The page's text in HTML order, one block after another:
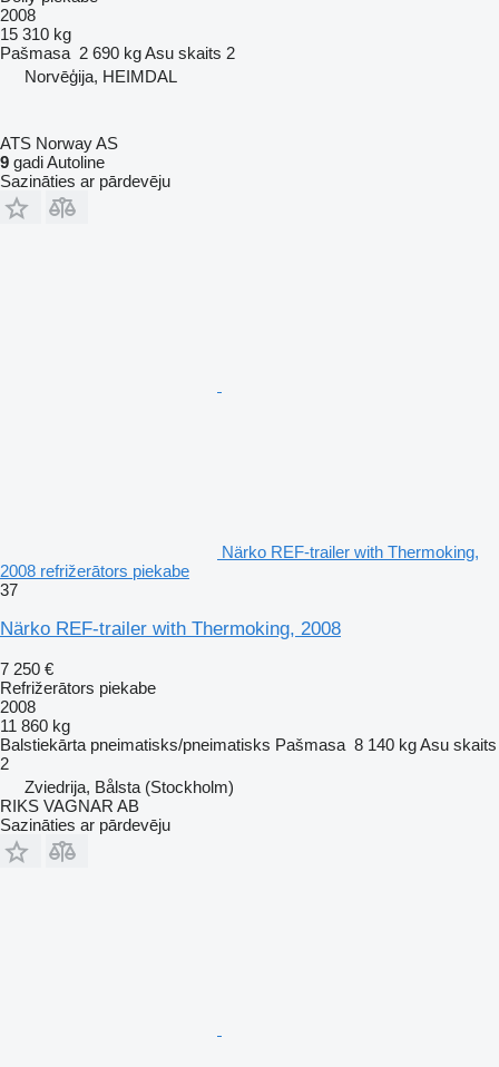
2008
15 310 kg
Pašmasa 2 690 kgAsu skaits 2
Norvēģija, HEIMDAL
ATS Norway AS
9 gadi Autoline
Sazināties ar pārdevēju
Närko REF-trailer with Thermoking,
2008 refrižerātors piekabe
37
Närko REF-trailer with Thermoking, 2008
7 250 €
Refrižerātors piekabe
2008
11 860 kg
Balstiekārta pneimatisks/pneimatisks Pašmasa 8 140 kgAsu skaits
2
Zviedrija, Bålsta (Stockholm)
RIKS VAGNAR AB
Sazināties ar pārdevēju